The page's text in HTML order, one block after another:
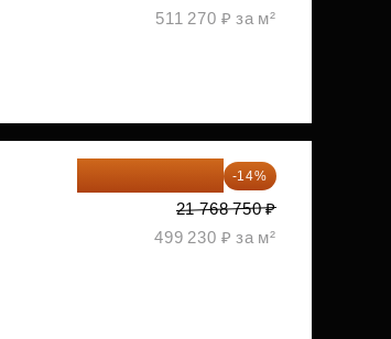
511 270 ₽ за м²
-14%
21 768 750 ₽
499 230 ₽ за м²